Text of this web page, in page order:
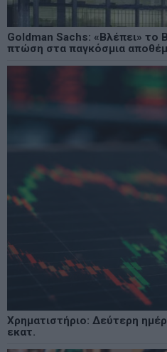
Goldman Sachs: «Βλέπει»
πτώση στα παγκόσμια
Χρηματιστήριο: Δεύτερη
εκατ.